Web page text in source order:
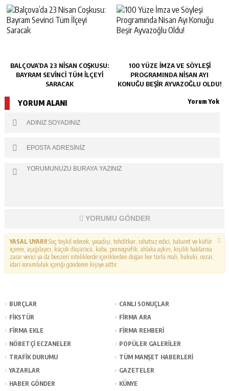
BALÇOVA’DA 23 NISAN COŞKUSU:
BAYRAM SEVINCI TÜM İLÇEYI
SARACAK
100 YÜZE İMZA VE SÖYLEŞI
PROGRAMINDA NISAN AYI
KONUĞU BEŞIR AYVAZOĞLU OLDU!
YORUM ALANI Yorum Yok
YORUMU GÖNDER
YASAL UYARI!Suç teşkil edecek, yasadışı, tehditkar, rahatsız edici, hakaret ve küfür
içeren, aşağılayıcı, küçük düşürücü, kaba, pornografik, ahlaka aykırı, kişilik haklarına
zarar verici ya da benzeri niteliklerde içeriklerden doğan her türlü mali, hukuki, cezai,
idari sorumluluk içeriği gönderen kişiye aittir.
BURÇLAR
CANLI SONUÇLAR
FİKSTÜR
FİRMA ARA
FİRMA EKLE
FİRMA REHBERİ
NÖBETÇİ ECZANELER
POPÜLER GALERİLER
TRAFİK DURUMU
TÜM MANŞET HABERLERİ
YAZARLAR
GAZETELER
HABER GÖNDER
KÜNYE